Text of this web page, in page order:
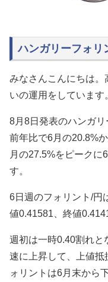
ハンガリーフォ
みなさんこんにちは。
いの運用をしています
8月8日発表のハンガ
前年比で6月の20.8%
月の27.5%をピークに
す。
6日週のフォリント/円
値0.41581、終値
週初は一時0.40割れと
速に上昇して、上値抵
ォリントは6月末から